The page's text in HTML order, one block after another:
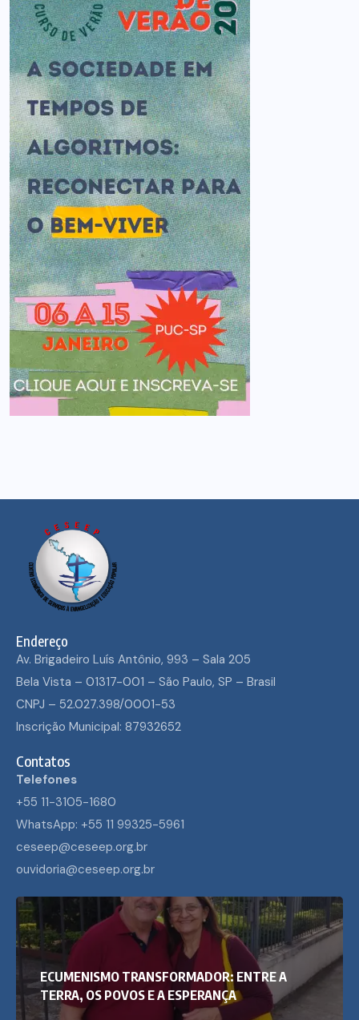
Endereço
Av. Brigadeiro Luís Antônio, 993 – Sala 205
Bela Vista – 01317-001 – São Paulo, SP – Brasil
CNPJ – 52.027.398/0001-53
Inscrição Municipal: 87932652
Contatos
Telefones
+55 11-3105-1680
WhatsApp: +55 11 99325-5961
ceseep@ceseep.org.br
ouvidoria@ceseep.org.br
ECUMENISMO TRANSFORMADOR: ENTRE A
TERRA, OS POVOS E A ESPERANÇA